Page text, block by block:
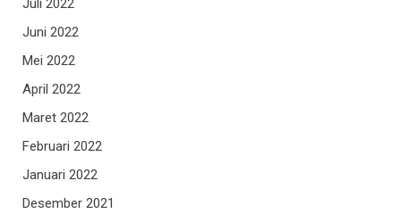
Juli 2022
Juni 2022
Mei 2022
April 2022
Maret 2022
Februari 2022
Januari 2022
Desember 2021